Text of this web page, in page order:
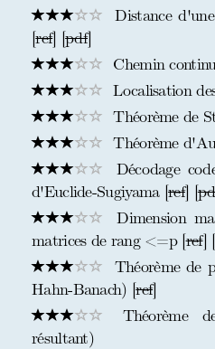
Distance
[ref] [pdf]
Chemin
Localisation
Théorème de
Théorème
Décodage
d'Euclide-Sugiyama [ref] [
Dimension
matrices de rang <=p [ref] [
Théorème de
Hahn-Banach) [ref]
Théorème
résultant)